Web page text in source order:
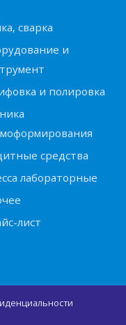
сварка
и
и полировка
средства
лабораторные
лист